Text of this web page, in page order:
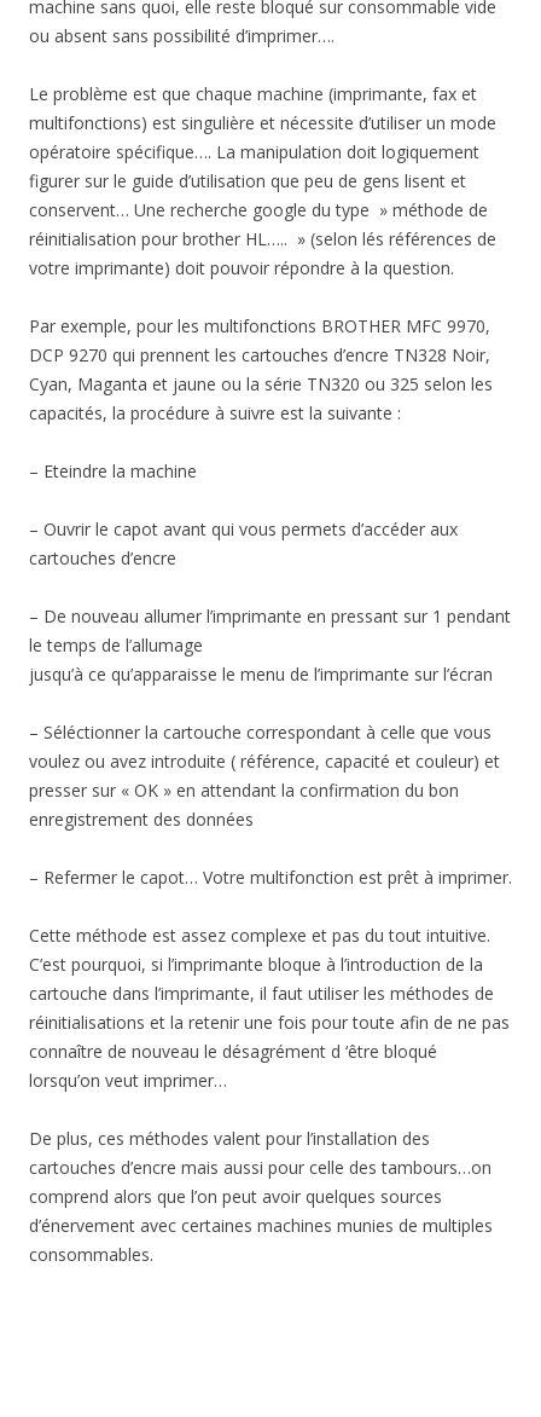
machine sans quoi, elle reste bloqué sur consommable vide
ou absent sans possibilité d’imprimer….
Le problème est que chaque machine (imprimante, fax et
multifonctions) est singulière et nécessite d’utiliser un mode
opératoire spécifique…. La manipulation doit logiquement
figurer sur le guide d’utilisation que peu de gens lisent et
conservent… Une recherche google du type » méthode de
réinitialisation pour brother HL….. » (selon lés références de
votre imprimante) doit pouvoir répondre à la question.
Par exemple, pour les multifonctions BROTHER MFC 9970,
DCP 9270 qui prennent les cartouches d’encre TN328 Noir,
Cyan, Maganta et jaune ou la série TN320 ou 325 selon les
capacités, la procédure à suivre est la suivante :
– Eteindre la machine
– Ouvrir le capot avant qui vous permets d’accéder aux
cartouches d’encre
– De nouveau allumer l’imprimante en pressant sur 1 pendant
le temps de l’allumage
jusqu’à ce qu’apparaisse le menu de l’imprimante sur l’écran
– Séléctionner la cartouche correspondant à celle que vous
voulez ou avez introduite ( référence, capacité et couleur) et
presser sur « OK » en attendant la confirmation du bon
enregistrement des données
– Refermer le capot… Votre multifonction est prêt à imprimer.
Cette méthode est assez complexe et pas du tout intuitive.
C’est pourquoi, si l’imprimante bloque à l’introduction de la
cartouche dans l’imprimante, il faut utiliser les méthodes de
réinitialisations et la retenir une fois pour toute afin de ne pas
connaître de nouveau le désagrément d ‘être bloqué
lorsqu’on veut imprimer…
De plus, ces méthodes valent pour l’installation des
cartouches d’encre mais aussi pour celle des tambours…on
comprend alors que l’on peut avoir quelques sources
d’énervement avec certaines machines munies de multiples
consommables.